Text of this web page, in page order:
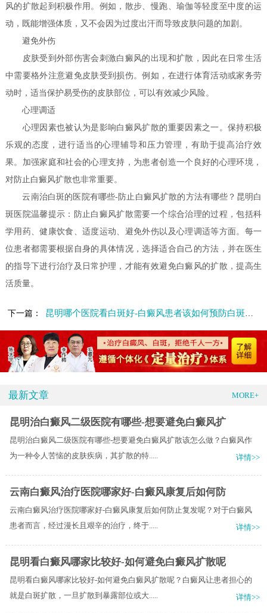
风的扩散起到积极作用。例如，散步、慢跑、瑜伽等轻度至中度的运
动，既能增强体质，又不会因为过度出汗而导致皮肤问题的加剧。
避免外伤
皮肤受到外部伤害会刺激白癜风的出现和扩散，因此在日常生活
中需要格外注意避免皮肤受到损伤。例如，在进行体育活动或家务劳
动时，适当保护易受伤的皮肤部位，可以有效减少风险。
心理调适
心理因素也被认为是影响白癜风扩散的重要因素之一。保持积极
乐观的态度，进行适当的心理辅导和压力管理，有助于提高治疗效
果。加强家庭和社会的心理支持，为患者创造一个良好的心理环境，
对防止白癜风扩散也非常重要。
云南治白斑的医院有哪些-防止白癜风扩散的方法有哪些？昆明白
斑医院温馨提示：防止白癜风扩散需要一个综合治理的过程，包括科
学用药、健康饮食、适度运动、避免外伤以及心理调适等方面。每一
位患者都需要根据自身的具体情况，选择适合自己的方法，并在医生
的指导下进行治疗及日常护理，才能有效避免白癜风的扩散，提高生
活质量。
下一篇： 昆明哪个医院看白斑好-白癜风患者该如何预防白斑的反复
最新文章 MORE+
昆明治白癜风二级医院有哪些-想要避免白癜风扩
昆明治白癜风二级医院有哪些-想要避免白癜风扩散该怎么做？白癜风作
为一种令人苦恼的皮肤疾病，其扩散的特.....
详情>>
云南白癜风治疗医院哪家好-白癜风康复后如何防
云南白癜风治疗医院哪家好-白癜风康复后如何防止复发呢？对于白癜风
患者而言，经过漫长且艰辛的治疗，终于.....
详情>>
昆明看白癜风哪家比较好-如何避免白癜风扩散呢
昆明看白癜风哪家比较好-如何避免白癜风扩散呢？白癜风让患者担心的
就是白斑扩散，一旦扩散到暴露部位或大.....
详情>>